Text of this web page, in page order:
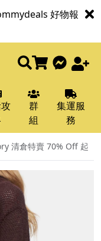
好物報
群
組
集運服
務
清倉特賣 70% Off 起